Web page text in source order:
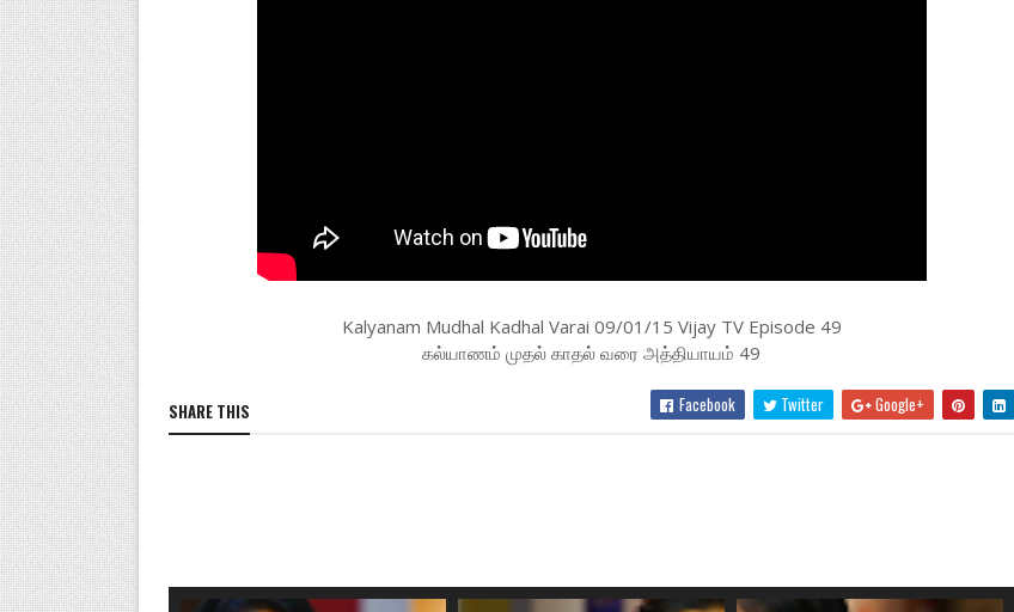
Kalyanam Mudhal Kadhal Varai 09/01/15 Vijay TV Episode 49
கல்யாணம் முதல் காதல் வரை அத்தியாயம் 49
SHARE THIS Facebook Twitter Google+